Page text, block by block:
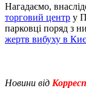
Нагадаємо,
торговий центр у
парковці поряд з
жертв вибуху в
Новини від